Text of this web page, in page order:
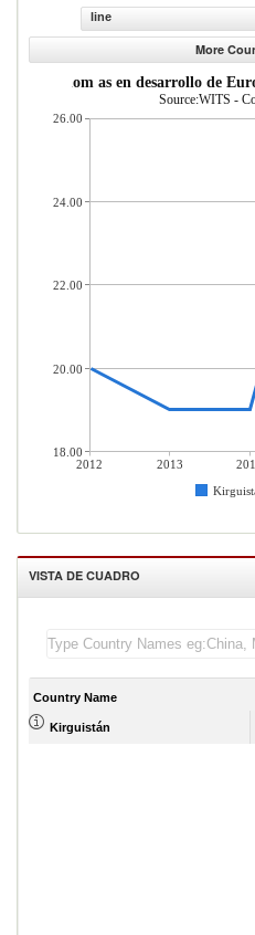
line
More
econom as en desarrollo de
Source:WITS -
2012 2013
26.00
24.00
22.00
20.00
18.00
VISTA DE CUADRO
Country Name
Kirguistán